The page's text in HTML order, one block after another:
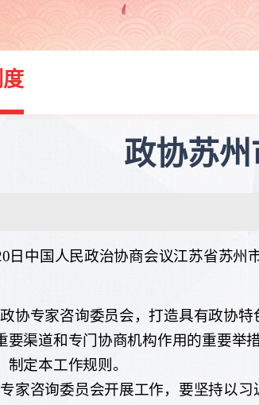
政协苏
日中国人民政治协商会议江苏省苏州
协专家咨询委员会，打造具有政协
要渠道和专门协商机构作用的重要举
定本工作规则。
家咨询委员会开展工作，要坚持以